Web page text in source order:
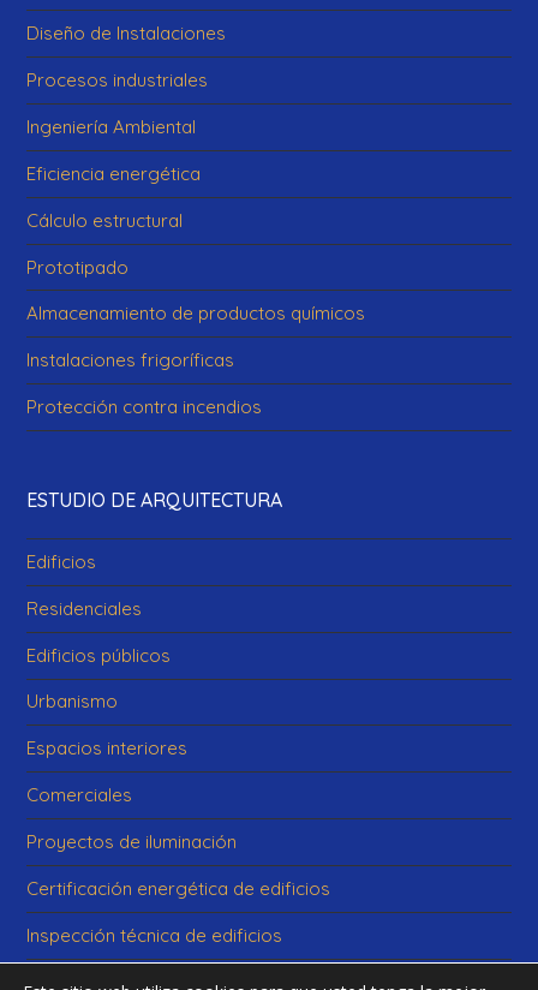
Diseño de Instalaciones
Procesos industriales
Ingeniería Ambiental
Eficiencia energética
Cálculo estructural
Prototipado
Almacenamiento de productos químicos
Instalaciones frigoríficas
Protección contra incendios
ESTUDIO DE ARQUITECTURA
Edificios
Residenciales
Edificios públicos
Urbanismo
Espacios interiores
Comerciales
Proyectos de iluminación
Certificación energética de edificios
Inspección técnica de edificios
Realidad Virtual